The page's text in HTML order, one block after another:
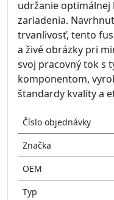
udržanie optimálnej
zariadenia.
trvanlivosť, tento
a živé obrázky pri
svoj pracovný tok s
komponentom,
štandardy kvality a
Číslo objednávky
Značka
OEM
Typ